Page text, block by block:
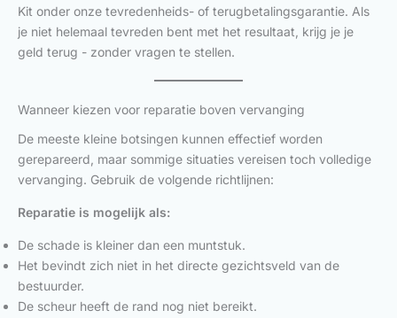
Kit onder onze tevredenheids- of terugbetalingsgarantie. Als
je niet helemaal tevreden bent met het resultaat, krijg je je
geld terug - zonder vragen te stellen.
Wanneer kiezen voor reparatie boven vervanging
De meeste kleine botsingen kunnen effectief worden
gerepareerd, maar sommige situaties vereisen toch volledige
vervanging. Gebruik de volgende richtlijnen:
Reparatie is mogelijk als:
De schade is kleiner dan een muntstuk.
Het bevindt zich niet in het directe gezichtsveld van de
bestuurder.
De scheur heeft de rand nog niet bereikt.